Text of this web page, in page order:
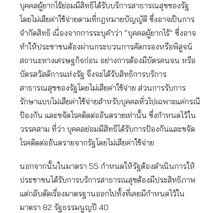
บุคคลผู้ยากไร้ย่อมมีสิทธิได้รับบริการสาธารณสุขของรัฐ
โดยไม่เสียค่าใช้จ่ายตามที่กฎหมายบัญญัติ ซึ่งอาจเป็นการ
จำกัดสิทธิ เนื่องจากการระบุคำว่า “บุคคลผู้ยากไร้” ซึ่งอาจ
ทำให้ประชาชนต้องผ่านกระบวนการคัดกรองหรือพิสูจน์
สถานะทางเศรษฐกิจก่อน อย่างการต้องมีบัตรคนจน หรือ
บัตรสวัสดิการแห่งรัฐ จึงจะได้รับสิทธิการบริการ
สาธารณสุขของรัฐโดยไม่เสียค่าใช้จ่าย ส่วนการรับการ
รักษาแบบไม่เสียค่าใช้จ่ายสำหรับบุคคลทั่วไปเฉพาะแค่กรณี
ป้องกัน และขจัดโรคติดต่ออันตรายเท่านั้น ซึ่งกำหนดไว้ใน
วรรคสาม ที่ว่า บุคคลย่อมมีสิทธิได้รับการป้องกันและขจัด
โรคติดต่ออันตรายจากรัฐโดยไม่เสียค่าใช้จ่าย
นอกจากนั้นในมาตรา 55 กำหนดให้รัฐต้องดำเนินการให้
ประชาชนได้รับการบริการสาธารณสุขต้องมีประสิทธิภาพ
แต่กลับตัดเรื่องมาตรฐานออกไปทั้งที่เคยมีกำหนดไว้ใน
มาตรา 82 รัฐธรรมนูญปี 40